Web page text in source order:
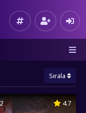
Sırala
4.7